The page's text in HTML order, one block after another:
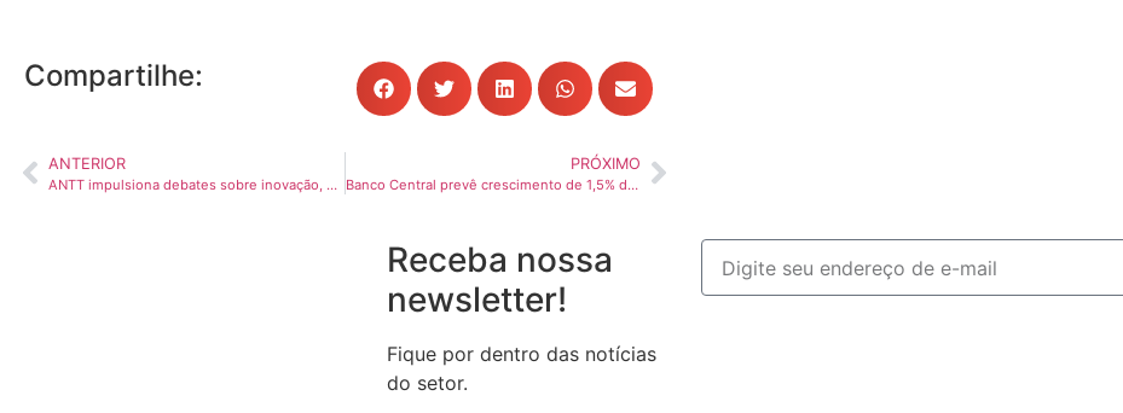
Compartilhe:
ANTERIOR
ANTT impulsiona debates sobre inovação, segurança e educação viária na Paving Expo
PRÓXIMO
Banco Central prevê crescimento de 1,5% do PIB em 2026
Receba nossa
newsletter!
Fique por dentro das notícias
do setor.